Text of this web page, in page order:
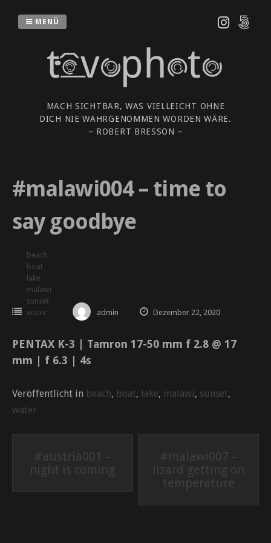
Inhalt
MACH SICHTBAR, WAS VIELLEICHT OHNE
DICH NIE WAHRGENOMMEN WORDEN WÄRE.
– ROBERT BRESSON –
MENÜ
#malawi004 – time to
say goodbye
beach
boat
lake
malawi
sunset
water
admin Dezember 22, 2020
PENTAX K-3 | Tamron 17-50 mm f 2.8 @ 17
mm | f 6.3 | 4s
Veröffentlicht in beach, boat, lake, malawi, sunset,
water
Beitrags-
Navigation
#austria001 –
night is coming
#malawi007 –
lizard getting on
temperature